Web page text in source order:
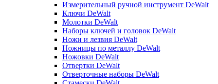
Измерительный ручной инструмент DeWalt
Ключи DeWalt
Молотки DeWalt
Наборы ключей и головок DeWalt
Ножи и лезвия DeWalt
Ножницы по металлу DeWalt
Ножовки DeWalt
Отвертки DeWalt
Отверточные наборы DeWalt